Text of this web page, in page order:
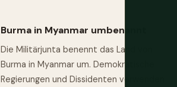
Burma in Myanmar umbenannt
Die Militärjunta benennt das Land von
Burma in Myanmar um. Demokratische
Regierungen und Dissidenten verwenden